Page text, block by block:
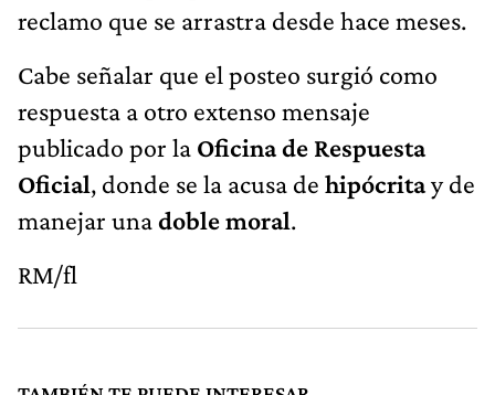
reclamo que se arrastra desde hace meses.
Cabe señalar que el posteo surgió como
respuesta a otro extenso mensaje
publicado por la Oficina de Respuesta
Oficial, donde se la acusa de hipócritay de
manejar unadoble moral.
RM/fl